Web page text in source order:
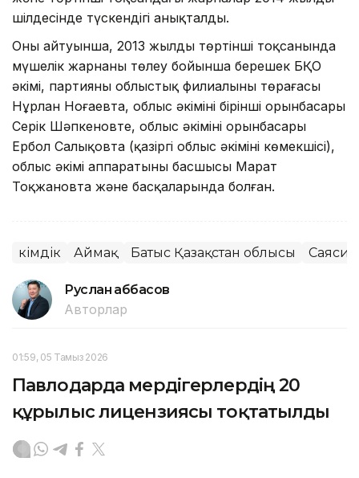
шілдесінде түскендігі анықталды.
Оның айтуынша, 2013 жылдың төртінші тоқсанында
мүшелік жарнаны төлеу бойынша берешек БҚО
әкімі, партияның облыстық филиалының төрағасы
Нұрлан Ноғаевта, облыс әкімінің бірінші орынбасары
Серік Шәпкеновте, облыс әкімінің орынбасары
Ербол Салықовта (қазіргі облыс әкімінің көмекшісі),
облыс әкімі аппаратының басшысы Марат
Тоқжановта және басқаларында болған.
Әкімдік Аймақ Батыс Қазақстан облысы Саяси
Руслан Ғаббасов
Авторлар
01:59, 05 Тамыз 2026
Павлодарда мердігерлердің 20
құрылыс лицензиясы тоқтатылды